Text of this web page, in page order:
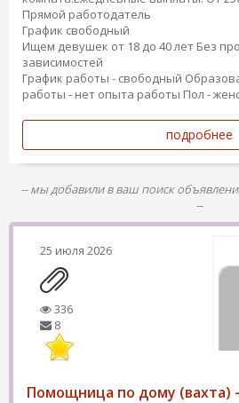
Прямой работодатель
График свободный
Ищем девушек от 18 до 40 лет Без
зависимостей
График работы - свободный
работы - нет опыта работы Пол -
подробнее
-- мы добавили в ваш поиск
--
25 июля 2026
336
8
Помощница по дому